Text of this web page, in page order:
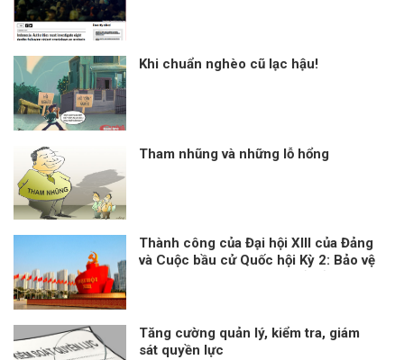
Khi chuẩn nghèo cũ lạc hậu!
Tham nhũng và những lỗ hổng
Thành công của Đại hội XIII của Đảng
và Cuộc bầu cử Quốc hội Kỳ 2: Bảo vệ
Tăng cường quản lý, kiểm tra, giám
sát quyền lực